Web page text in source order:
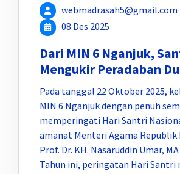
webmadrasah5@gmail.com
08 Des 2025
Dari MIN 6 Nganjuk,
Mengukir Peradaban
Pada tanggal 22 Oktober 2025,
MIN 6 Nganjuk dengan penuh
memperingati Hari Santri
amanat Menteri Agama Republik
Prof. Dr. KH. Nasaruddin Umar,
Tahun ini, peringatan Hari Santri